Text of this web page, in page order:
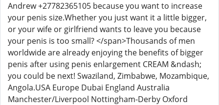
Andrew +27782365105 because you want to increase
your penis size.Whether you just want it a little bigger,
or your wife or girlfriend wants to leave you because
your penis is too small? </span>Thousands of men
worldwide are already enjoying the benefits of bigger
penis after using penis enlargement CREAM &ndash;
you could be next! Swaziland, Zimbabwe, Mozambique,
Angola.USA Europe Dubai England Australia
Manchester/Liverpool Nottingham-Derby Oxford